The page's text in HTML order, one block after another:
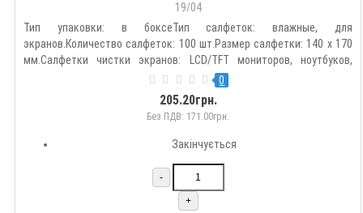
19/04
Тип упаковки: в боксеТип салфеток: влажные, для
экранов.Количество салфеток: 100 шт.Размер салфетки: 140 х 170
мм.Салфетки чистки экранов: LCD/TFT мониторов, ноутбуков,
телевизоров, мобильных телефонов, фотокамер и прочих
поверхностей из стекла. Для удаления пыли и грязи с поверхности
0
205.20грн.
Без ПДВ: 171.00грн.
Закінчується
-
+